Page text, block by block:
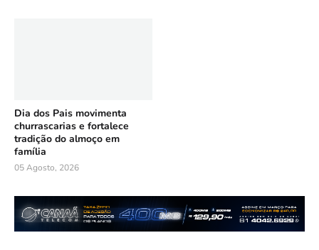
Dia dos Pais movimenta
churrascarias e fortalece
tradição do almoço em
família
05 Agosto, 2026